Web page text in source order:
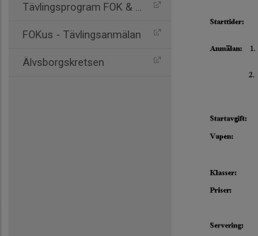
Tävlingsprogram FOK & BPS
FOKus - Tävlingsanmälan
Älvsborgskretsen